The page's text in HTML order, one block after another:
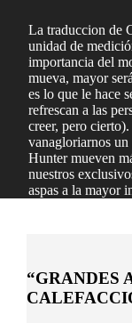
La traduccion de
unidad de
importancia del
mueva, mayor
es lo que le hace
refrescan a las
creer, pero
vanagloriarnos
Hunter mueven
nuestros
aspas a la mayor
“GRANDES